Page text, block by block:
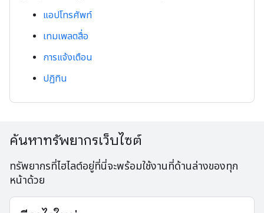
แอปโทรศัพท์
เทมเพลตสื่อ
การแจ้งเตือน
ปฏิทิน
ค้นหาทรัพยากรเว็บไซต์
ทรัพยากรที่ไฮไลต์อยู่ที่นี่จะพร้อมใช้งานที่ด้านล่างของทุก
หน้าด้วย